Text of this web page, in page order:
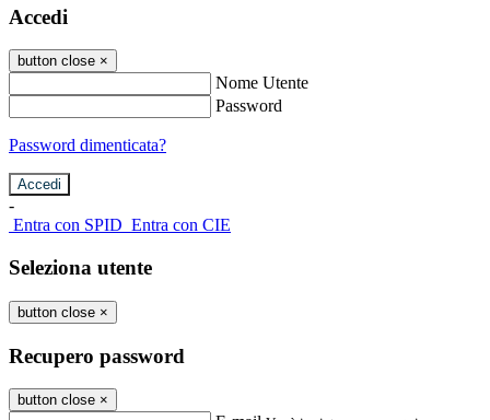
Accedi
button close ×
Nome Utente
Password
Password dimenticata?
-
Entra con SPID Entra con CIE
Seleziona utente
button close ×
Recupero password
button close ×